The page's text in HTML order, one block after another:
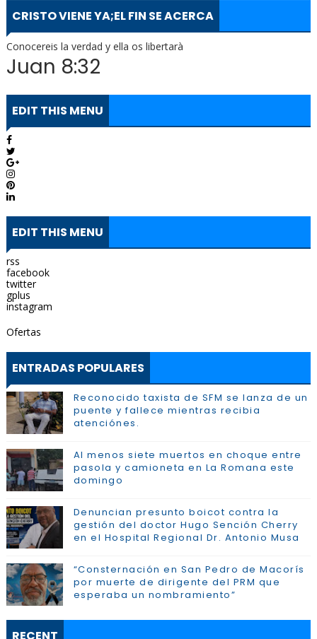
CRISTO VIENE YA;EL FIN SE ACERCA
Conocereis la verdad y ella os libertarà
Juan 8:32
EDIT THIS MENU
EDIT THIS MENU
rss
facebook
twitter
gplus
instagram
Ofertas
ENTRADAS POPULARES
Reconocido taxista de SFM se lanza de un
puente y fallece mientras recibia
atenciónes.
Al menos siete muertos en choque entre
pasola y camioneta en La Romana este
domingo
Denuncian presunto boicot contra la
gestión del doctor Hugo Sención Cherry
en el Hospital Regional Dr. Antonio Musa
“Consternación en San Pedro de Macorís
por muerte de dirigente del PRM que
esperaba un nombramiento”